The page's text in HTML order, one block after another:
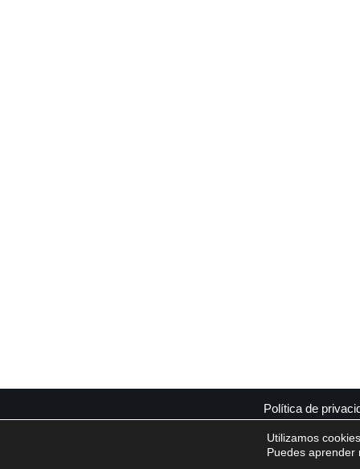
Política de
Utilizamos
Puedes